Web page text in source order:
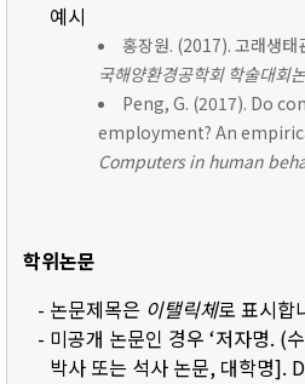
예시
홍장원. (2017). 고래생태
국해양환경공학회 학술대회
Peng, G. (2017). Do
employment? An
Computers in human
학위논문
- 논문제목은 이탤릭체로 표시합
- 미공개 논문인 경우 ‘저자명. (
박사 또는 석사 논문, 대학명].